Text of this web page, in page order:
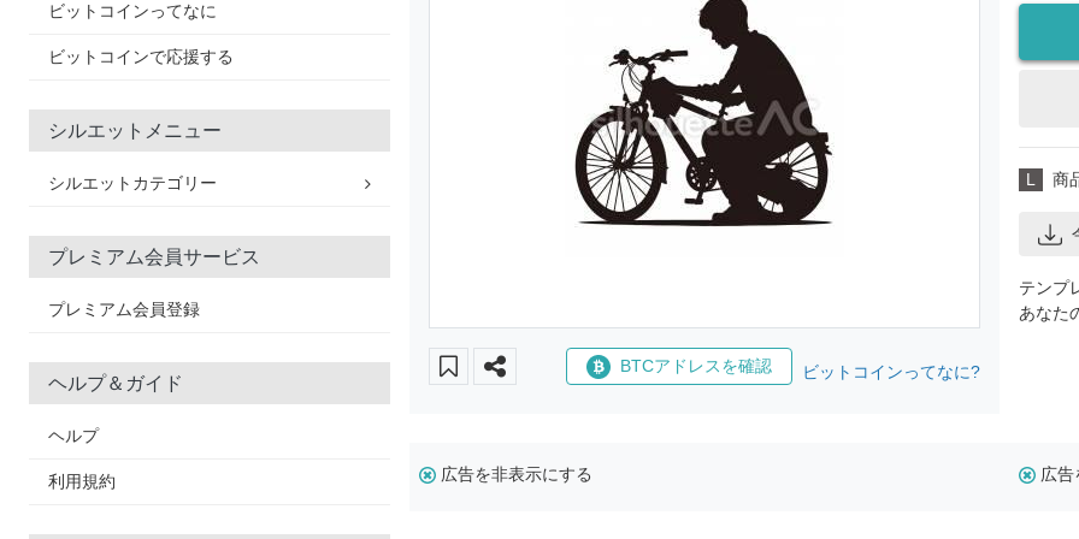
ビットコインってなに
ビットコインで応援する
シルエットメニュー
シルエットカテゴリー
プレミアム会員サービス
プレミアム会員登録
ヘルプ＆ガイド
ヘルプ
利用規約
BTCアドレスを確認 ビットコインってなに?
L 商
テンプ
あなた
広告を非表示にする 広告